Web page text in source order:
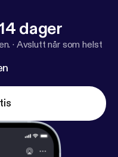
dager
· Avslutt når som helst